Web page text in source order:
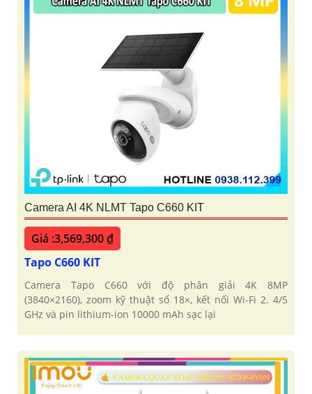
Camera AI 4K NLMT Tapo C660 KIT
Giá :3,569,300 ₫
Tapo C660 KIT
Camera Tapo C660 với độ phân giải 4K 8MP
(3840×2160), zoom kỹ thuật số 18×, kết nối Wi-Fi 2. 4/5
GHz và pin lithium-ion 10000 mAh sạc lại